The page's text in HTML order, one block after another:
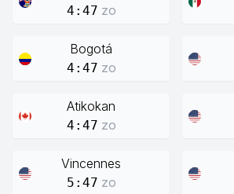
4:47 zo
Bogotá
4:47 zo
Atikokan
4:47 zo
Vincennes
5:47 zo